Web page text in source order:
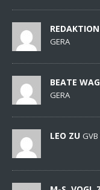
GERA
BEATE
GERA
LEO ZU GVB